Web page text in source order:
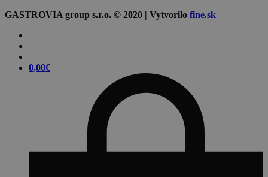
GASTROVIA group s.r.o. © 2020 | Vytvorilo fine.sk
0,00€